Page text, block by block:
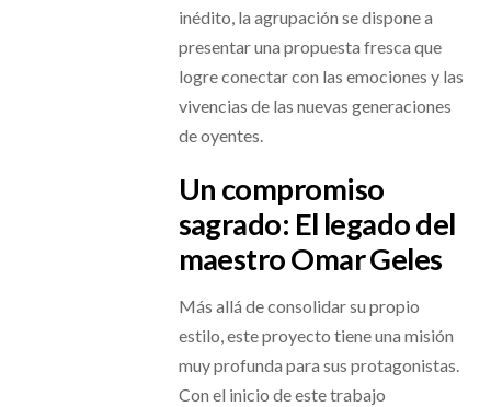
inédito, la agrupación se dispone a
presentar una propuesta fresca que
logre conectar con las emociones y las
vivencias de las nuevas generaciones
de oyentes.
Un compromiso
sagrado: El legado del
maestro Omar Geles
Más allá de consolidar su propio
estilo, este proyecto tiene una misión
muy profunda para sus protagonistas.
Con el inicio de este trabajo